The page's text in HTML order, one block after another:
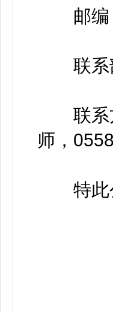
邮编
联系部
联系方
师，
特此